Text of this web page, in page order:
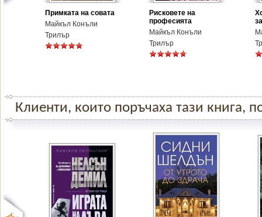
Примката на совата
Майкъл Конъли
Трилър
Рисковете на
професията
Майкъл Конъли
Трилър
Клиенти, които поръчаха тази книга,